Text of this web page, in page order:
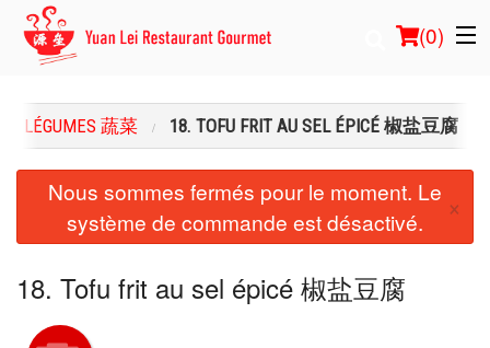
(0)
Commander en ligne
Emplacement
Connection
LÉGUMES 蔬菜 18. TOFU FRIT AU SEL ÉPICÉ 椒盐豆腐
Nous sommes fermés pour le moment. Le
système de commande est désactivé.
×
18. Tofu frit au sel épicé 椒盐豆腐